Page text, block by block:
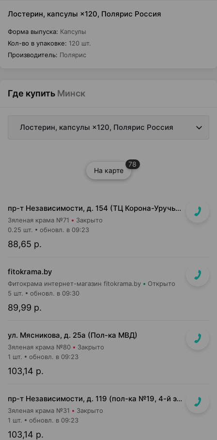
Лостерин, капсулы ×120, Полярис Россия
Форма выпуска: Капсулы
Кол-во в упаковке: 120 шт.
Производитель: Полярис
Где купить Минск
Лостерин, капсулы ×120, Полярис Россия
На карте
78
пр-т Независимости, д. 154 (ТЦ Корона-Уручье, прикассовая зона)
Зяленая крама №71 Закрыто
88,65 р.
0.25 шт. обновл. в 09:23
fitokrama.by
Фитокрама интернет-магазин fitokrama.by Открыто
89,99 р.
5 шт. обновл. в 09:30
ул. Мясникова, д. 25а (Пол-ка МВД)
Зяленая крама №80 Закрыто
103,14 р.
1 шт. обновл. в 09:23
пр-т Независимости, д. 119 (пол-ка №19, 4-й этаж)
Зяленая крама №31 Закрыто
103,14 р.
1 шт. обновл. в 09:23